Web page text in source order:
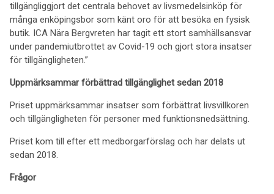
tillgängliggjort det centrala behovet av livsmedelsinköp för
många enköpingsbor som känt oro för att besöka en fysisk
butik. ICA Nära Bergvreten har tagit ett stort samhällsansvar
under pandemiutbrottet av Covid-19 och gjort stora insatser
för tillgängligheten.”
Uppmärksammar förbättrad tillgänglighet sedan 2018
Priset uppmärksammar insatser som förbättrat livsvillkoren
och tillgängligheten för personer med funktionsnedsättning.
Priset kom till efter ett medborgarförslag och har delats ut
sedan 2018.
Frågor